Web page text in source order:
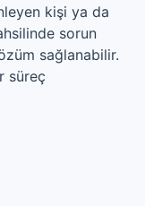
kişi ya da
sorun
sağlanabilir.
süreç